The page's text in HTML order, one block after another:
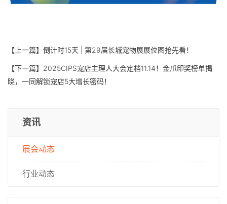
【上一篇】 倒计时15天 | 第29届长城宠物展展位图抢先看！
【下一篇】 2025CIPS宠店主理人大会定档11.14！金爪印奖榜单揭
晓，一同解锁宠店5大增长密码！
资讯
展会动态
行业动态